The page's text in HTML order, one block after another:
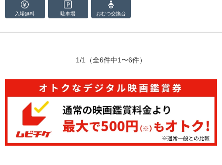
入場無料 駐車場 おむつ交換台
1/1 （全6件中1〜6件）